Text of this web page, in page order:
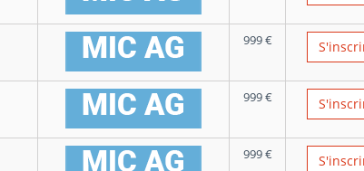
999€
999€
999€